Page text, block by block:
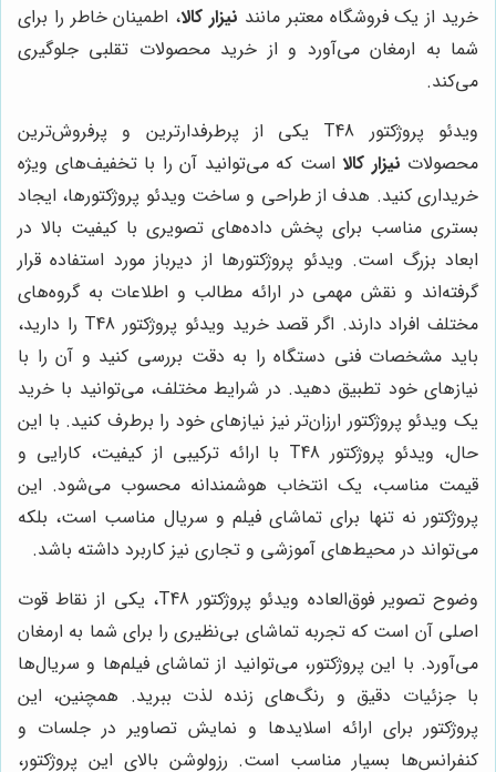
خرید از یک فروشگاه معتبر مانند نیزار کالا، اطمینان خاطر را برای
شما به ارمغان می‌آورد و از خرید محصولات تقلبی جلوگیری
می‌کند.
ویدئو پروژکتور T48 یکی از پرطرفدارترین و پرفروش‌ترین
محصولات نیزار کالا است که می‌توانید آن را با تخفیف‌های ویژه
خریداری کنید. هدف از طراحی و ساخت ویدئو پروژکتورها، ایجاد
بستری مناسب برای پخش داده‌های تصویری با کیفیت بالا در
ابعاد بزرگ است. ویدئو پروژکتورها از دیرباز مورد استفاده قرار
گرفته‌اند و نقش مهمی در ارائه مطالب و اطلاعات به گروه‌های
مختلف افراد دارند. اگر قصد خرید ویدئو پروژکتور T48 را دارید،
باید مشخصات فنی دستگاه را به دقت بررسی کنید و آن را با
نیازهای خود تطبیق دهید. در شرایط مختلف، می‌توانید با خرید
یک ویدئو پروژکتور ارزان‌تر نیز نیازهای خود را برطرف کنید. با این
حال، ویدئو پروژکتور T48 با ارائه ترکیبی از کیفیت، کارایی و
قیمت مناسب، یک انتخاب هوشمندانه محسوب می‌شود. این
پروژکتور نه تنها برای تماشای فیلم و سریال مناسب است، بلکه
می‌تواند در محیط‌های آموزشی و تجاری نیز کاربرد داشته باشد.
وضوح تصویر فوق‌العاده ویدئو پروژکتور T48، یکی از نقاط قوت
اصلی آن است که تجربه تماشای بی‌نظیری را برای شما به ارمغان
می‌آورد. با این پروژکتور، می‌توانید از تماشای فیلم‌ها و سریال‌ها
با جزئیات دقیق و رنگ‌های زنده لذت ببرید. همچنین، این
پروژکتور برای ارائه اسلایدها و نمایش تصاویر در جلسات و
کنفرانس‌ها بسیار مناسب است. رزولوشن بالای این پروژکتور،